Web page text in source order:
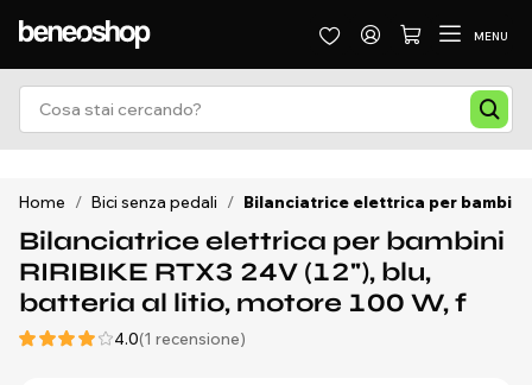
MENU
Home / Bici senza pedali / Bilanciatrice elettrica per bambini
Bilanciatrice elettrica per bambini
RIRIBIKE RTX3 24V (12"), blu,
batteria al litio, motore 100 W, f
4.0(1 recensione)